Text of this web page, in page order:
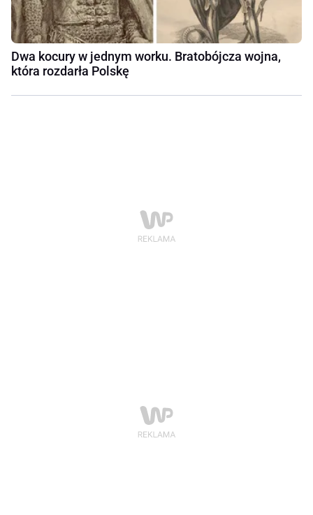
Dwa kocury w jednym worku. Bratobójcza wojna,
która rozdarła Polskę